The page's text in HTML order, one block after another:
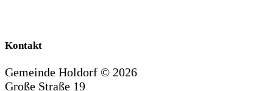
Kontakt
Gemeinde Holdorf © 2026
Große Straße 19